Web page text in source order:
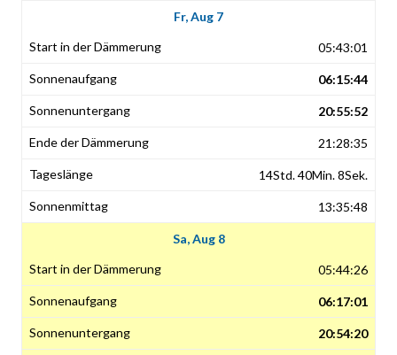
Fr, Aug 7
05:43:01
06:15:44
20:55:52
21:28:35
14Std. 40Min. 8Sek.
13:35:48
Sa, Aug 8
05:44:26
06:17:01
20:54:20